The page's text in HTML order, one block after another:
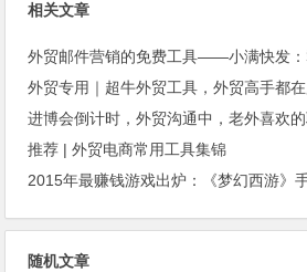
相关文章
外贸专用｜超牛外贸工具，外贸高手都在
推荐 | 外贸电商常用工具集锦
随机文章